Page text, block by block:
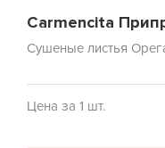
Carmencita
Сушеные листья
Цена за 1 шт.